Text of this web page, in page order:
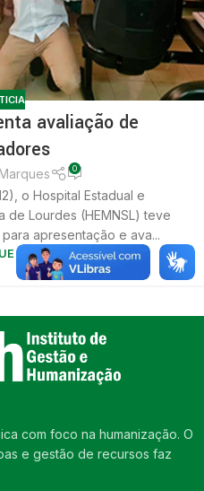
avaliação de
0
o Hospital Estadual e
de Lourdes (HEMNSL) teve
apresentação e ava...
LENDO
com foco na humanização. O
e gestão de recursos faz